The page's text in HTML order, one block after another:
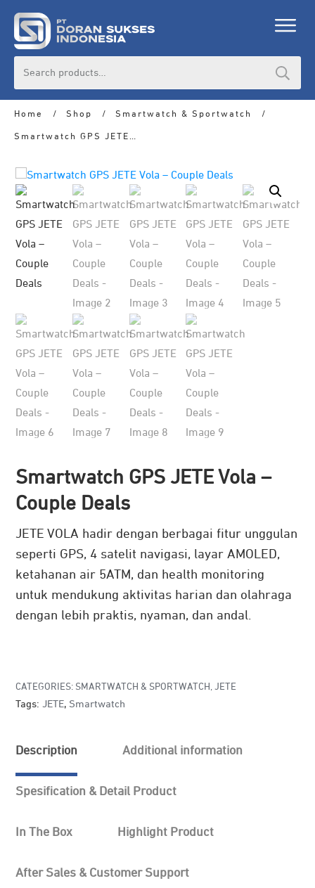
Home / Shop / Smartwatch & Sportwatch /
Smartwatch GPS JETE Vola – Couple Deals
Smartwatch GPS JETE Vola –
Couple Deals
JETE VOLA hadir dengan berbagai fitur unggulan
seperti GPS, 4 satelit navigasi, layar AMOLED,
ketahanan air 5ATM, dan health monitoring
untuk mendukung aktivitas harian dan olahraga
dengan lebih praktis, nyaman, dan andal.
CATEGORIES: SMARTWATCH & SPORTWATCH , JETE
Tags: JETE, Smartwatch
Description Additional information
Spesification & Detail Product
In The Box Highlight Product
After Sales & Customer Support